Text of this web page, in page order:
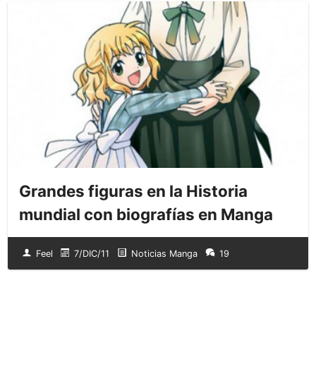
Grandes figuras en la Historia
mundial con biografías en Manga
Feel 7/DIC/11 Noticias Manga 19